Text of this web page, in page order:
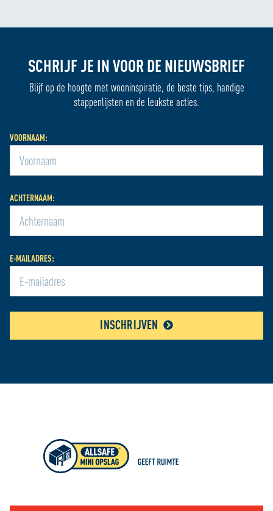
SCHRIJF JE IN VOOR DE NIEUWSBRIEF
Blijf op de hoogte met wooninspiratie, de beste tips, handige
stappenlijsten en de leukste acties.
VOORNAAM:
ACHTERNAAM:
E-MAILADRES:
INSCHRIJVEN